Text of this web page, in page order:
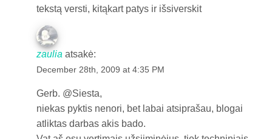
tekstą versti, kitąkart patys ir išsiverskit
zaulia atsakė:
December 28th, 2009 at 4:35 PM
Gerb. @Siesta,
niekas pyktis nenori, bet labai atsiprašau, blogai
atliktas darbas akis bado.